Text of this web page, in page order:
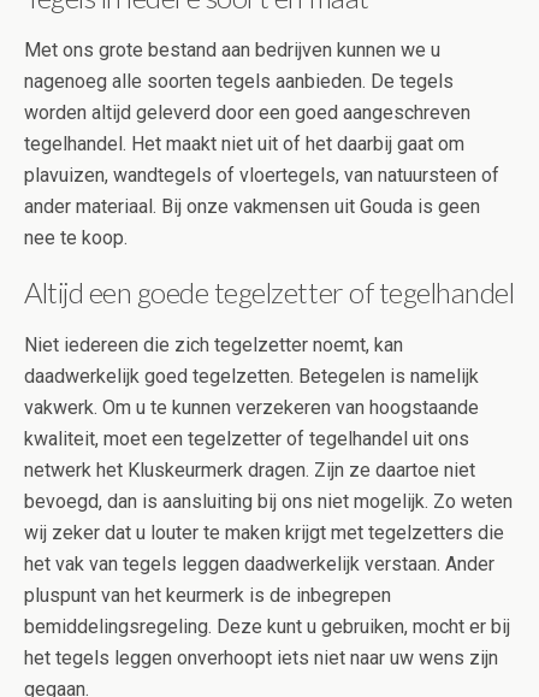
Met ons grote bestand aan bedrijven kunnen we u
nagenoeg alle soorten tegels aanbieden. De tegels
worden altijd geleverd door een goed aangeschreven
tegelhandel. Het maakt niet uit of het daarbij gaat om
plavuizen, wandtegels of vloertegels, van natuursteen of
ander materiaal. Bij onze vakmensen uit Gouda is geen
nee te koop.
Altijd een goede tegelzetter of tegelhandel
Niet iedereen die zich tegelzetter noemt, kan
daadwerkelijk goed tegelzetten. Betegelen is namelijk
vakwerk. Om u te kunnen verzekeren van hoogstaande
kwaliteit, moet een tegelzetter of tegelhandel uit ons
netwerk het Kluskeurmerk dragen. Zijn ze daartoe niet
bevoegd, dan is aansluiting bij ons niet mogelijk. Zo weten
wij zeker dat u louter te maken krijgt met tegelzetters die
het vak van tegels leggen daadwerkelijk verstaan. Ander
pluspunt van het keurmerk is de inbegrepen
bemiddelingsregeling. Deze kunt u gebruiken, mocht er bij
het tegels leggen onverhoopt iets niet naar uw wens zijn
gegaan.